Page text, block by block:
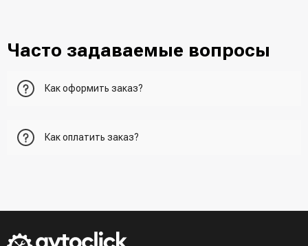
Часто задаваемые вопросы
Как оформить заказ?
корзину и указать всю необходимую информацию о
наберет менеджер для подтверждения и уточнения данных.
Третий вариант - сделать заказ по телефонном режиме
Как оплатить заказ?
- LiqPay при оформлении заказа через корзину